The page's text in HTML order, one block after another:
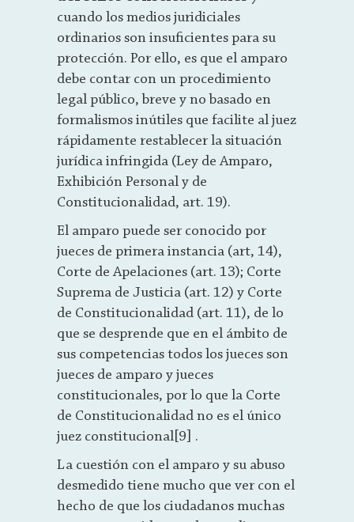
cuando los medios juridiciales
ordinarios son insuficientes para su
protección. Por ello, es que el amparo
debe contar con un procedimiento
legal público, breve y no basado en
formalismos inútiles que facilite al juez
rápidamente restablecer la situación
jurídica infringida (Ley de Amparo,
Exhibición Personal y de
Constitucionalidad, art. 19).
El amparo puede ser conocido por
jueces de primera instancia (art, 14),
Corte de Apelaciones (art. 13); Corte
Suprema de Justicia (art. 12) y Corte
de Constitucionalidad (art. 11), de lo
que se desprende que en el ámbito de
sus competencias todos los jueces son
jueces de amparo y jueces
constitucionales, por lo que la Corte
de Constitucionalidad no es el único
juez constitucional[9] .
La cuestión con el amparo y su abuso
desmedido tiene mucho que ver con el
hecho de que los ciudadanos muchas